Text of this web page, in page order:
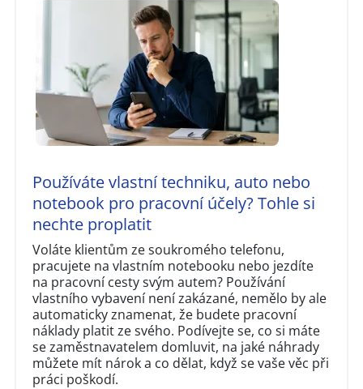
Používáte vlastní techniku, auto nebo
notebook pro pracovní účely? Tohle si
nechte proplatit
Voláte klientům ze soukromého telefonu,
pracujete na vlastním notebooku nebo jezdíte
na pracovní cesty svým autem? Používání
vlastního vybavení není zakázané, nemělo by ale
automaticky znamenat, že budete pracovní
náklady platit ze svého. Podívejte se, co si máte
se zaměstnavatelem domluvit, na jaké náhrady
můžete mít nárok a co dělat, když se vaše věc při
práci poškodí.